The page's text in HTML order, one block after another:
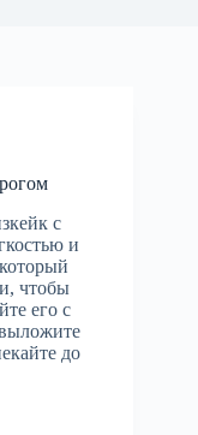
с
и
чтобы
его с
до